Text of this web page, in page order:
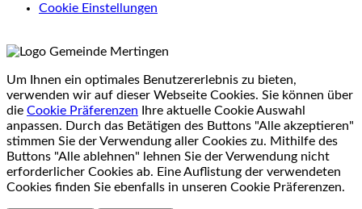
Cookie Einstellungen
Um Ihnen ein optimales Benutzererlebnis zu bieten,
verwenden wir auf dieser Webseite Cookies. Sie können über
die Cookie Präferenzen Ihre aktuelle Cookie Auswahl
anpassen. Durch das Betätigen des Buttons "Alle akzeptieren"
stimmen Sie der Verwendung aller Cookies zu. Mithilfe des
Buttons "Alle ablehnen" lehnen Sie der Verwendung nicht
erforderlicher Cookies ab. Eine Auflistung der verwendeten
Cookies finden Sie ebenfalls in unseren Cookie Präferenzen.